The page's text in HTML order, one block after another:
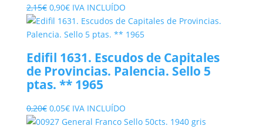
2,15€ El
precio
original
2,15€.
0,90€El
precio
actual
0,90€.
IVA INCLUÍDO
Edifil 1631. Escudos de Capitales
de Provincias. Palencia. Sello 5
ptas. ** 1965
0,20€ El
precio
0,05€El
precio
IVA INCLUÍDO